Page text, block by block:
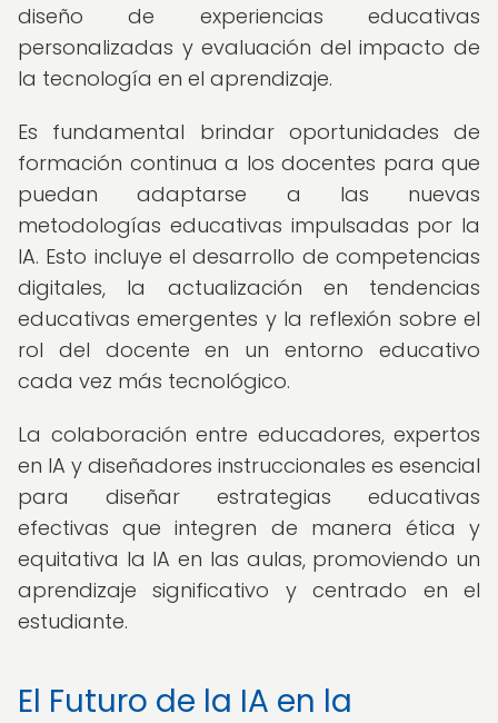
diseño de experiencias educativas
personalizadas y evaluación del impacto de
la tecnología en el aprendizaje.
Es fundamental brindar oportunidades de
formación continua a los docentes para que
puedan adaptarse a las nuevas
metodologías educativas impulsadas por la
IA. Esto incluye el desarrollo de competencias
digitales, la actualización en tendencias
educativas emergentes y la reflexión sobre el
rol del docente en un entorno educativo
cada vez más tecnológico.
La colaboración entre educadores, expertos
en IA y diseñadores instruccionales es esencial
para diseñar estrategias educativas
efectivas que integren de manera ética y
equitativa la IA en las aulas, promoviendo un
aprendizaje significativo y centrado en el
estudiante.
El Futuro de la IA en la